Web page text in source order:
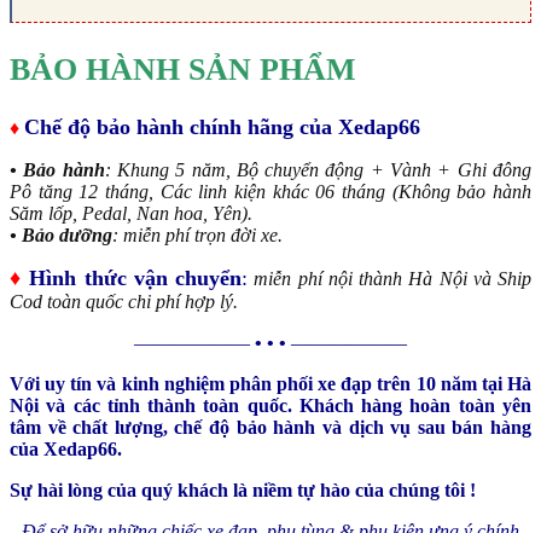
BẢO HÀNH SẢN PHẨM
♦ Chế độ bảo hành chính hãng của Xedap66
• Bảo hành: Khung 5 năm, Bộ chuyển động + Vành + Ghi đông
Pô tăng 12 tháng, Các linh kiện khác 06 tháng (Không bảo hành
Săm lốp, Pedal, Nan hoa, Yên).
• Bảo dưỡng: miễn phí trọn đời xe.
♦ Hình thức vận chuyển: miễn phí nội thành Hà Nội và Ship
Cod toàn quốc chi phí hợp lý.
—————— • • • ——————
Với uy tín và kinh nghiệm phân phối xe đạp trên 10 năm tại Hà
Nội và các tỉnh thành toàn quốc. Khách hàng hoàn toàn yên
tâm về chất lượng, chế độ bảo hành và dịch vụ sau bán hàng
của Xedap66.
Sự hài lòng của quý khách là niềm tự hào của chúng tôi !